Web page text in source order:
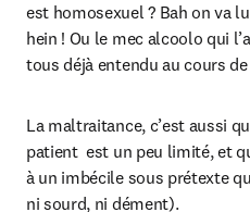
est homosexuel ? Bah on va
hein ! Ou le mec alcoolo qui
tous déjà entendu au cours
La maltraitance, c’est aussi
patient  est un peu limité, et
à un imbécile sous prétexte
ni sourd, ni dément).